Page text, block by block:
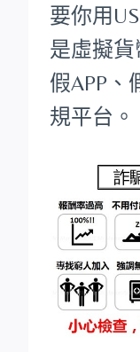
要你用
是虛擬
假APP、
規平台。